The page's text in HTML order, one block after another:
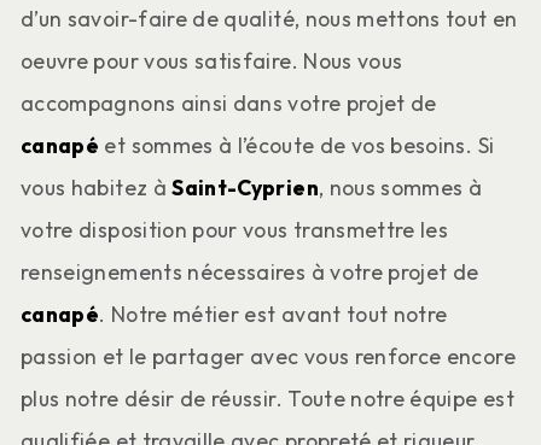
d’un savoir-faire de qualité, nous mettons tout en
oeuvre pour vous satisfaire. Nous vous
accompagnons ainsi dans votre projet de
canapé et sommes à l’écoute de vos besoins. Si
vous habitez àSaint-Cyprien, nous sommes à
votre disposition pour vous transmettre les
renseignements nécessaires à votre projet de
canapé. Notre métier est avant tout notre
passion et le partager avec vous renforce encore
plus notre désir de réussir. Toute notre équipe est